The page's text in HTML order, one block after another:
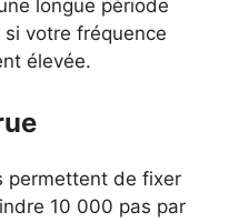
longue période
si votre fréquence
élevée.
permettent de fixer
10 000 pas par